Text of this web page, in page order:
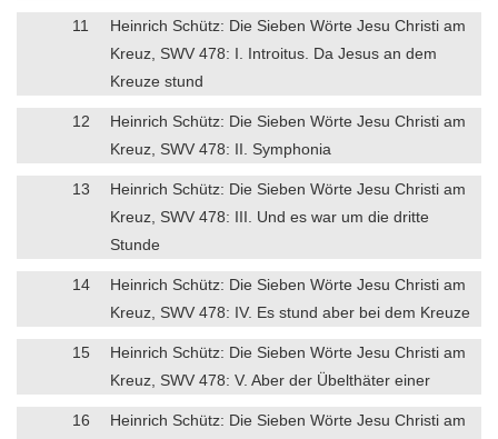
11
Heinrich Schütz: Die Sieben Wörte Jesu Christi am
Kreuz, SWV 478: I. Introitus. Da Jesus an dem
Kreuze stund
12
Heinrich Schütz: Die Sieben Wörte Jesu Christi am
Kreuz, SWV 478: II. Symphonia
13
Heinrich Schütz: Die Sieben Wörte Jesu Christi am
Kreuz, SWV 478: III. Und es war um die dritte
Stunde
14
Heinrich Schütz: Die Sieben Wörte Jesu Christi am
Kreuz, SWV 478: IV. Es stund aber bei dem Kreuze
15
Heinrich Schütz: Die Sieben Wörte Jesu Christi am
Kreuz, SWV 478: V. Aber der Übelthäter einer
16
Heinrich Schütz: Die Sieben Wörte Jesu Christi am